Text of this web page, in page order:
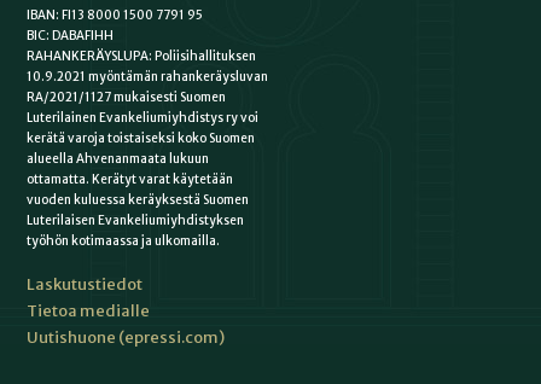
IBAN: FI13 8000 1500 7791 95
BIC: DABAFIHH
RAHANKERÄYSLUPA: Poliisihallituksen
10.9.2021 myöntämän rahankeräysluvan
RA/2021/1127 mukaisesti Suomen
Luterilainen Evankeliumiyhdistys ry voi
kerätä varoja toistaiseksi koko Suomen
alueella Ahvenanmaata lukuun
ottamatta. Kerätyt varat käytetään
vuoden kuluessa keräyksestä Suomen
Luterilaisen Evankeliumiyhdistyksen
työhön kotimaassa ja ulkomailla.
Laskutustiedot
Tietoa medialle
Uutishuone (epressi.com)